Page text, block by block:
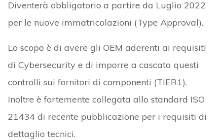
Diventerà obbligatorio a partire da Luglio 2022
per le nuove immatricolazioni (Type Approval).
Lo scopo è di avere gli OEM aderenti ai requisiti
di Cybersecurity e di imporre a cascata questi
controlli sui fornitori di componenti (TIER1).
Inoltre è fortemente collegata allo standard ISO
21434 di recente pubblicazione per i requisiti di
dettaglio tecnici.